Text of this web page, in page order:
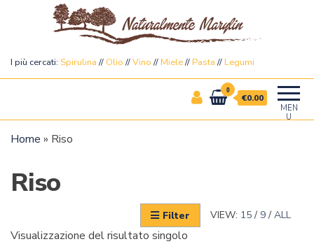
Naturalmente Marylin
I più cercati: Spirulina // Olio //Vino // Miele// Pasta // Legumi
MEN
U
0
€0.00
Home » Riso
Riso
VIEW: 15 / 9 / ALL
Filter
Visualizzazione del risultato singolo